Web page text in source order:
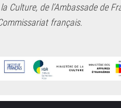
Culture, de l’Ambassade de
français.